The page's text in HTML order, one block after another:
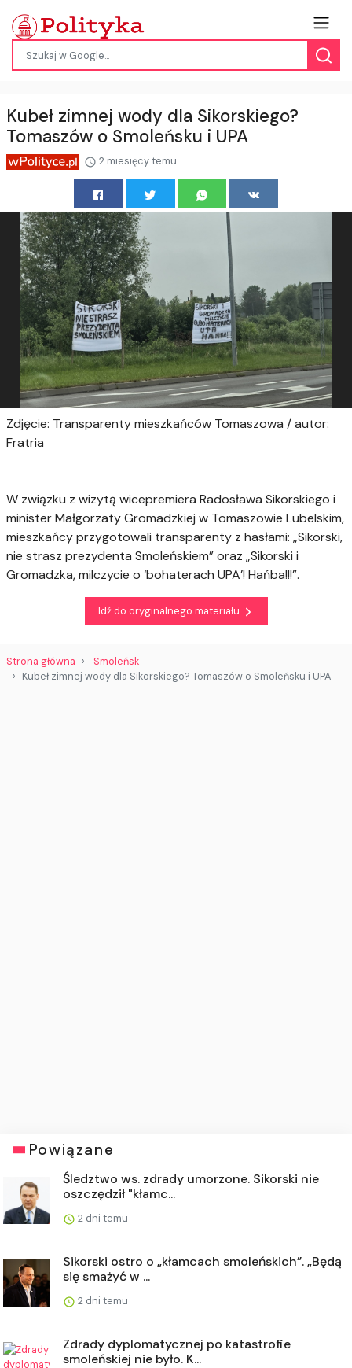
Kubeł zimnej wody dla Sikorskiego?
Tomaszów o Smoleńsku i UPA
2 miesięcy temu
Zdjęcie: Transparenty mieszkańców Tomaszowa / autor:
Fratria
W związku z wizytą wicepremiera Radosława Sikorskiego i
minister Małgorzaty Gromadzkiej w Tomaszowie Lubelskim,
mieszkańcy przygotowali transparenty z hasłami: „Sikorski,
nie strasz prezydenta Smoleńskiem” oraz „Sikorski i
Gromadzka, milczycie o ‘bohaterach UPA’! Hańba!!!”.
Idź do oryginalnego materiału
Strona główna
Smoleńsk
Kubeł zimnej wody dla Sikorskiego? Tomaszów o Smoleńsku i UPA
Powiązane
Śledztwo ws. zdrady umorzone. Sikorski nie
oszczędził "kłamc...
2 dni temu
Sikorski ostro o „kłamcach smoleńskich”. „Będą
się smażyć w ...
2 dni temu
Zdrady dyplomatycznej po katastrofie
smoleńskiej nie było. K...